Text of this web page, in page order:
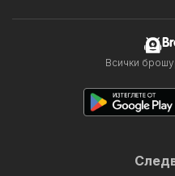
Всички